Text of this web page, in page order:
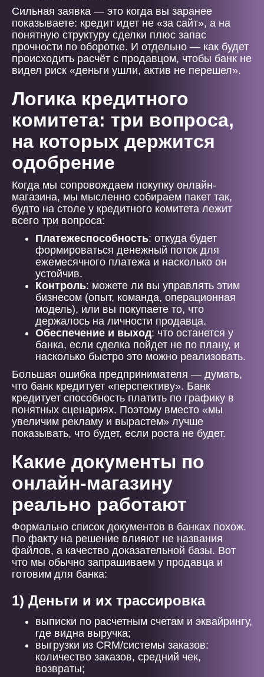
Сильная заявка — это когда вы заранее
показываете: кредит идет не «за сайт», а на
понятную структуру сделки плюс запас
прочности по оборотке. И отдельно — как будет
происходить расчёт с продавцом, чтобы банк не
видел риск «деньги ушли, актив не перешел».
Логика кредитного
комитета: три вопроса,
на которых держится
одобрение
Когда мы сопровождаем покупку онлайн-
магазина, мы мысленно собираем пакет так,
будто на столе у кредитного комитета лежит
всего три вопроса:
Платежеспособность: откуда будет
формироваться денежный поток для
ежемесячного платежа и насколько он
устойчив.
Контроль: можете ли вы управлять этим
бизнесом (опыт, команда, операционная
модель), или вы покупаете то, что
держалось на личности продавца.
Обеспечение и выход: что останется у
банка, если сделка пойдет не по плану, и
насколько быстро это можно реализовать.
Большая ошибка предпринимателя — думать,
что банк кредитует «перспективу». Банк
кредитует способность платить по графику в
понятных сценариях. Поэтому вместо «мы
увеличим рекламу и вырастем» лучше
показывать, что будет, если роста не будет.
Какие документы по
онлайн-магазину
реально работают
Формально список документов в банках похож.
По факту на решение влияют не названия
файлов, а качество доказательной базы. Вот
что мы обычно запрашиваем у продавца и
готовим для банка:
1) Деньги и их трассировка
выписки по расчетным счетам и эквайрингу,
где видна выручка;
выгрузки из CRM/системы заказов:
количество заказов, средний чек,
возвраты;